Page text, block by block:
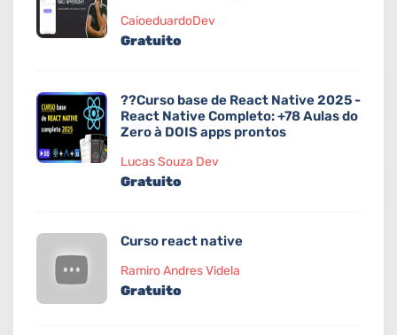
CaioeduardoDev
Gratuito
??Curso base de React Native 2025 -
React Native Completo: +78 Aulas do
Zero à DOIS apps prontos
Lucas Souza Dev
Gratuito
Curso react native
Ramiro Andres Videla
Gratuito